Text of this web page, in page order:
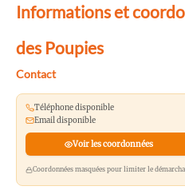
Informations et
des Poupies
Contact
Téléphone disponible
Email disponible
Voir les coordonnées
Coordonnées masquées pour limiter le